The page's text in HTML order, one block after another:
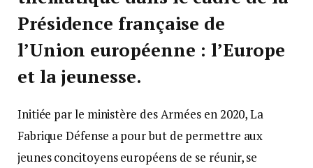
Présidence française de
l’Union européenne : l’Europe
et la jeunesse.
Initiée par le ministère des Armées en 2020, La
Fabrique Défense a pour but de permettre aux
jeunes concitoyens européens de se réunir, se